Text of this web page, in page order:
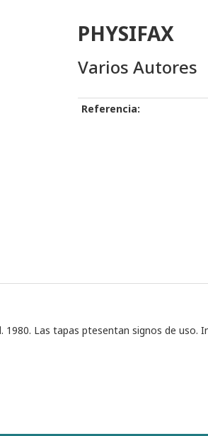
PHYSIFAX
Varios Autores
Referencia:
1980. Las tapas ptesentan signos de uso.